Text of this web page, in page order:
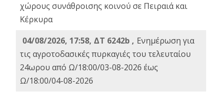
χώρους συνάθροισης κοινού σε Πειραιά και
Κέρκυρα
04/08/2026, 17:58, ΔΤ 6242b , Ενημέρωση για
τις αγροτοδασικές πυρκαγιές του τελευταίου
24ωρου από Ω/18:00/03-08-2026 έως
Ω/18:00/04-08-2026